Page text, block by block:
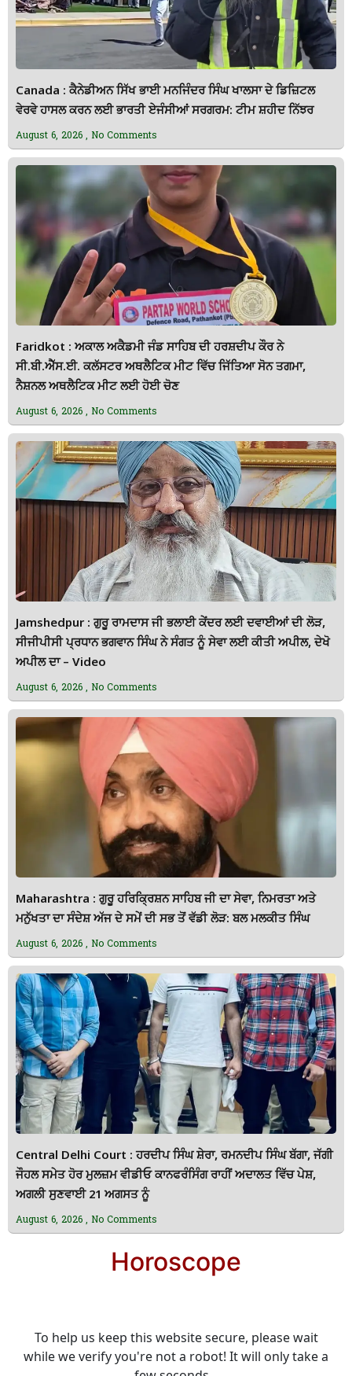
Canada : ਕੈਨੇਡੀਅਨ ਸਿੱਖ ਭਾਈ ਮਨਜਿੰਦਰ ਸਿੰਘ ਖਾਲਸਾ ਦੇ ਡਿਜ਼ਿਟਲ
ਵੇਰਵੇ ਹਾਸਲ ਕਰਨ ਲਈ ਭਾਰਤੀ ਏਜੰਸੀਆਂ ਸਰਗਰਮ: ਟੀਮ ਸ਼ਹੀਦ ਨਿੱਝਰ
August 6, 2026 No Comments
Faridkot : ਅਕਾਲ ਅਕੈਡਮੀ ਜੰਡ ਸਾਹਿਬ ਦੀ ਹਰਸ਼ਦੀਪ ਕੌਰ ਨੇ
ਸੀ.ਬੀ.ਐੱਸ.ਈ. ਕਲੱਸਟਰ ਅਥਲੈਟਿਕ ਮੀਟ ਵਿੱਚ ਜਿੱਤਿਆ ਸੋਨ ਤਗਮਾ,
ਨੈਸ਼ਨਲ ਅਥਲੈਟਿਕ ਮੀਟ ਲਈ ਹੋਈ ਚੋਣ
August 6, 2026 No Comments
Jamshedpur : ਗੁਰੂ ਰਾਮਦਾਸ ਜੀ ਭਲਾਈ ਕੇਂਦਰ ਲਈ ਦਵਾਈਆਂ ਦੀ ਲੋੜ,
ਸੀਜੀਪੀਸੀ ਪ੍ਰਧਾਨ ਭਗਵਾਨ ਸਿੰਘ ਨੇ ਸੰਗਤ ਨੂੰ ਸੇਵਾ ਲਈ ਕੀਤੀ ਅਪੀਲ, ਦੇਖੋ
ਅਪੀਲ ਦਾ – Video
August 6, 2026 No Comments
Maharashtra : ਗੁਰੂ ਹਰਿਕ੍ਰਿਸ਼ਨ ਸਾਹਿਬ ਜੀ ਦਾ ਸੇਵਾ, ਨਿਮਰਤਾ ਅਤੇ
ਮਨੁੱਖਤਾ ਦਾ ਸੰਦੇਸ਼ ਅੱਜ ਦੇ ਸਮੇਂ ਦੀ ਸਭ ਤੋਂ ਵੱਡੀ ਲੋੜ: ਬਲ ਮਲਕੀਤ ਸਿੰਘ
August 6, 2026 No Comments
Central Delhi Court : ਹਰਦੀਪ ਸਿੰਘ ਸ਼ੇਰਾ, ਰਮਨਦੀਪ ਸਿੰਘ ਬੱਗਾ, ਜੱਗੀ
ਜੌਹਲ ਸਮੇਤ ਹੋਰ ਮੁਲਜ਼ਮ ਵੀਡੀਓ ਕਾਨਫਰੰਸਿੰਗ ਰਾਹੀਂ ਅਦਾਲਤ ਵਿੱਚ ਪੇਸ਼,
ਅਗਲੀ ਸੁਣਵਾਈ 21 ਅਗਸਤ ਨੂੰ
August 6, 2026 No Comments
Horoscope